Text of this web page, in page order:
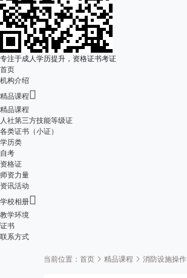
专注于成人学历提升，资格证书考证
首页
机构介绍
精品课程
精品课程
人社第三方技能等级证
各类证书（小证）
学历类
自考
资格证
师资力量
资讯活动
学校相册
教学环境
证书
联系方式
当前位置： 首页 精品课程 消防设施操